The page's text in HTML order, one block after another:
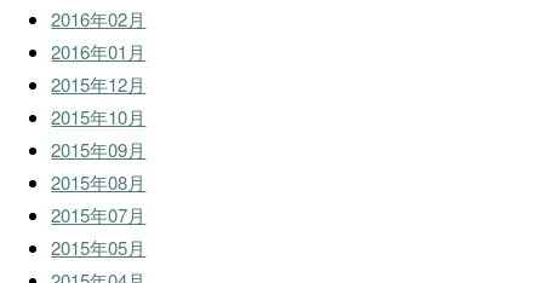
2016年02月
2016年01月
2015年12月
2015年10月
2015年09月
2015年08月
2015年07月
2015年05月